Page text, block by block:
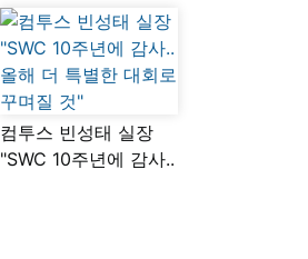
컴투스 빈성태 실장
"SWC 10주년에 감사..